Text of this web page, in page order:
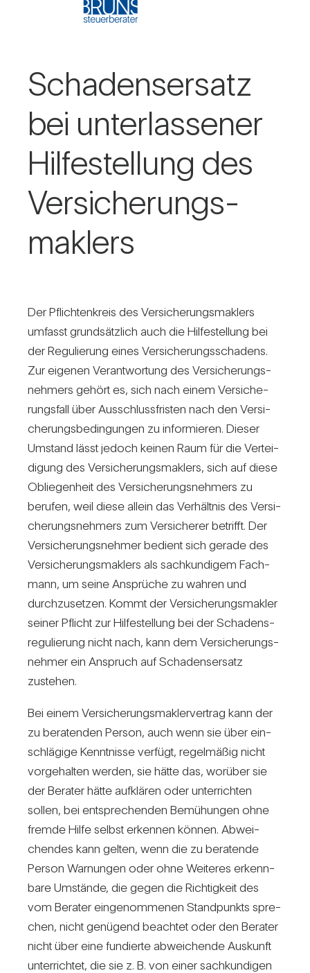
Scha­dens­er­satz
bei unter­las­sener
Hil­fe­stel­lung des
Ver­si­che­rungs­
mak­lers
Der Pflich­ten­kreis des Ver­si­che­rungs­mak­lers
umfasst grund­sätz­lich auch die Hil­fe­stel­lung bei
der Regu­lie­rung eines Ver­si­che­rungs­scha­dens.
Zur eigenen Ver­ant­wor­tung des Ver­si­che­rungs­
neh­mers gehört es, sich nach einem Ver­si­che­
rungs­fall über Aus­schluss­fristen nach den Ver­si­
che­rungs­be­din­gungen zu infor­mieren. Dieser
Umstand lässt jedoch keinen Raum für die Ver­tei­
di­gung des Ver­si­che­rungs­mak­lers, sich auf diese
Oblie­gen­heit des Ver­si­che­rungs­neh­mers zu
berufen, weil diese allein das Ver­hältnis des Ver­si­
che­rungs­neh­mers zum Ver­si­cherer betrifft. Der
Ver­si­che­rungs­nehmer bedient sich gerade des
Ver­si­che­rungs­mak­lers als sach­kun­digem Fach­
mann, um seine Ansprüche zu wahren und
durch­zu­setzen. Kommt der Ver­si­che­rungs­makler
seiner Pflicht zur Hil­fe­stel­lung bei der Scha­dens­
re­gu­lie­rung nicht nach, kann dem Ver­si­che­rungs­
nehmer ein Anspruch auf Scha­dens­er­satz
zustehen.
Bei einem Ver­si­che­rungs­mak­ler­ver­trag kann der
zu bera­tenden Person, auch wenn sie über ein­
schlä­gige Kennt­nisse ver­fügt, regel­mäßig nicht
vor­ge­halten werden, sie hätte das, wor­über sie
der Berater hätte auf­klären oder unter­richten
sollen, bei ent­spre­chenden Bemü­hungen ohne
fremde Hilfe selbst erkennen können. Abwei­
chendes kann gelten, wenn die zu bera­tende
Person War­nungen oder ohne Wei­teres erkenn­
bare Umstände, die gegen die Rich­tig­keit des
vom Berater ein­ge­nom­menen Stand­punkts spre­
chen, nicht genü­gend beachtet oder den Berater
nicht über eine fun­dierte abwei­chende Aus­kunft
unter­richtet, die sie z. B. von einer sach­kun­digen